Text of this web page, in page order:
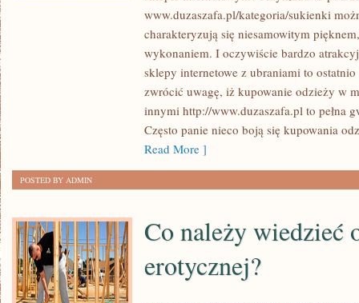
www.duzaszafa.pl/kategoria/sukienki
charakteryzują się niesamowitym
wykonaniem. I oczywiście bardzo
sklepy internetowe z ubraniami to
zwrócić uwagę, iż kupowanie odzieży w
innymi http://www.duzaszafa.pl to pełna
Często panie nieco boją się kupowania
Read More ]
POSTED BY ADMIN
Co należy wiedzieć
erotycznej?